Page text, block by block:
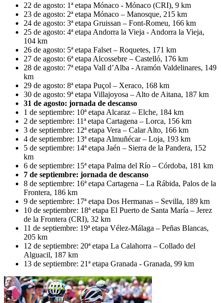
22 de agosto: 1ª etapa Mónaco - Mónaco (CRI), 9 km
23 de agosto: 2ª etapa Mónaco – Manosque, 215 km
24 de agosto: 3ª etapa Gruissan – Font-Romeu, 166 km
25 de agosto: 4ª etapa Andorra la Vieja - Andorra la Vieja,
104 km
26 de agosto: 5ª etapa Falset – Roquetes, 171 km
27 de agosto: 6ª etapa Alcossebre – Castelló, 176 km
28 de agosto: 7ª etapa Vall d’Alba - Aramón Valdelinares, 149
km
29 de agosto: 8ª etapa Puçol – Xeraco, 168 km
30 de agosto: 9ª etapa Villajoyosa – Alto de Aitana, 187 km
31 de agosto: jornada de descanso
1 de septiembre: 10ª etapa Alcaraz – Elche, 184 km
2 de septiembre: 11ª etapa Cartagena – Lorca, 156 km
3 de septiembre: 12ª etapa Vera – Calar Alto, 166 km
4 de septiembre: 13ª etapa Almuñécar – Loja, 193 km
5 de septiembre: 14ª etapa Jaén – Sierra de la Pandera, 152
km
6 de septiembre: 15ª etapa Palma del Río – Córdoba, 181 km
7 de septiembre: jornada de descanso
8 de septiembre: 16ª etapa Cartagena – La Rábida, Palos de la
Frontera, 186 km
9 de septiembre: 17ª etapa Dos Hermanas – Sevilla, 189 km
10 de septiembre: 18ª etapa El Puerto de Santa María – Jerez
de la Frontera (CRI), 32 km
11 de septiembre: 19ª etapa Vélez-Málaga – Peñas Blancas,
205 km
12 de septiembre: 20ª etapa La Calahorra – Collado del
Alguacil, 187 km
13 de septiembre: 21ª etapa Granada - Granada, 99 km